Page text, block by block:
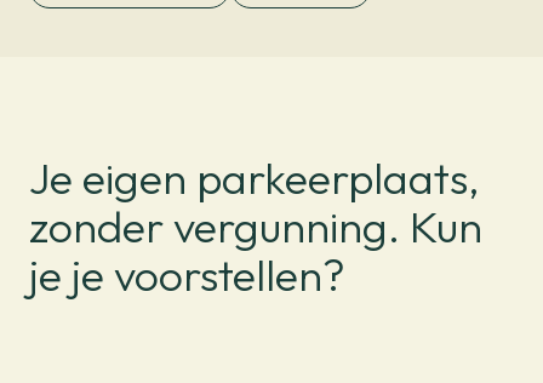
Je eigen parkeerplaats,
zonder vergunning. Kun
je je voorstellen?